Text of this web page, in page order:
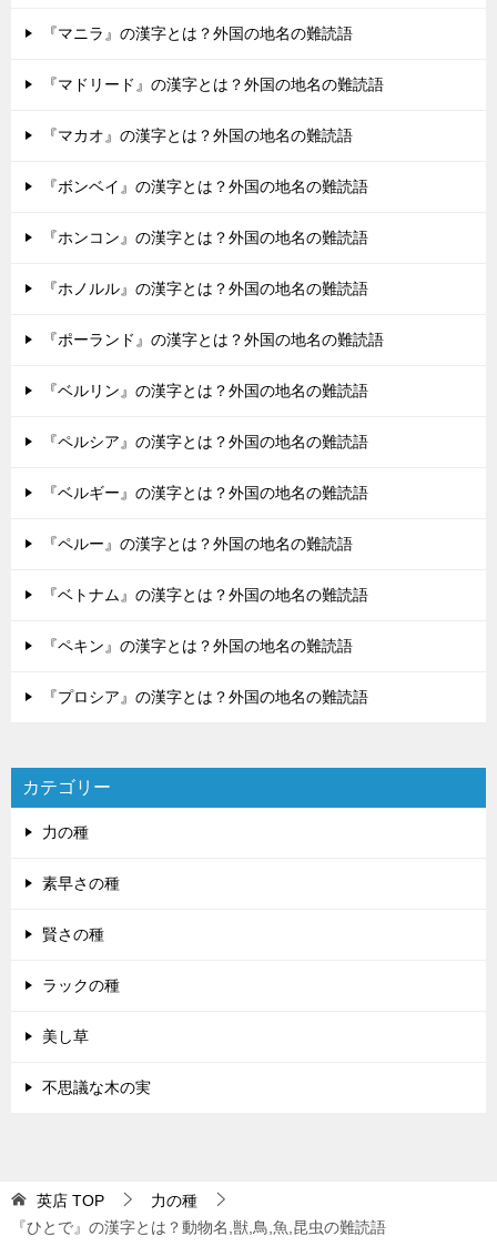
『マニラ』の漢字とは？外国の地名の難読語
『マドリード』の漢字とは？外国の地名の難読語
『マカオ』の漢字とは？外国の地名の難読語
『ボンベイ』の漢字とは？外国の地名の難読語
『ホンコン』の漢字とは？外国の地名の難読語
『ホノルル』の漢字とは？外国の地名の難読語
『ポーランド』の漢字とは？外国の地名の難読語
『ベルリン』の漢字とは？外国の地名の難読語
『ペルシア』の漢字とは？外国の地名の難読語
『ベルギー』の漢字とは？外国の地名の難読語
『ペルー』の漢字とは？外国の地名の難読語
『ベトナム』の漢字とは？外国の地名の難読語
『ペキン』の漢字とは？外国の地名の難読語
『プロシア』の漢字とは？外国の地名の難読語
カテゴリー
力の種
素早さの種
賢さの種
ラックの種
美し草
不思議な木の実
英店 TOP
力の種
『ひとで』の漢字とは？動物名,獣,鳥,魚,昆虫の難読語